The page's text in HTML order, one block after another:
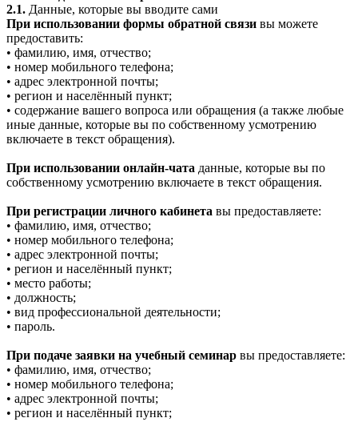
2.1. Данные, которые вы вводите сами
При использовании формы обратной связи вы можете
предоставить:
• фамилию, имя, отчество;
• номер мобильного телефона;
• адрес электронной почты;
• регион и населённый пункт;
• содержание вашего вопроса или обращения (а также любые
иные данные, которые вы по собственному усмотрению
включаете в текст обращения).
При использовании онлайн-чата данные, которые вы по
собственному усмотрению включаете в текст обращения.
При регистрации личного кабинета вы предоставляете:
• фамилию, имя, отчество;
• номер мобильного телефона;
• адрес электронной почты;
• регион и населённый пункт;
• место работы;
• должность;
• вид профессиональной деятельности;
• пароль.
При подаче заявки на учебный семинар вы предоставляете:
• фамилию, имя, отчество;
• номер мобильного телефона;
• адрес электронной почты;
• регион и населённый пункт;